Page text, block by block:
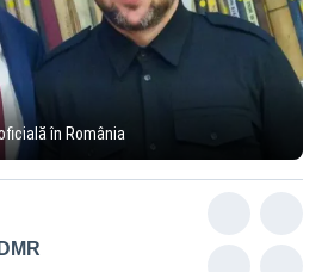
în România